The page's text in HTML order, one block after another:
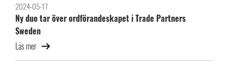
2024-05-17
Ny duo tar över ordförandeskapet i Trade Partners
Sweden
Läs mer